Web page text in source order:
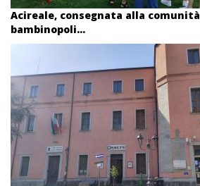
Acireale, consegnata alla
bambinopoli...